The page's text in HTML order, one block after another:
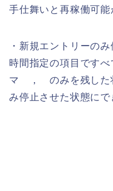
手仕舞いと再稼働可能
・新規エントリーの
時間指定の項目です
マ ， のみを残した
み停止させた状態にで